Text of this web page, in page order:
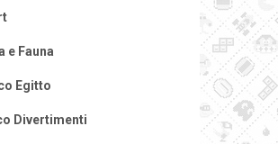
e Fauna
Egitto
Divertimenti